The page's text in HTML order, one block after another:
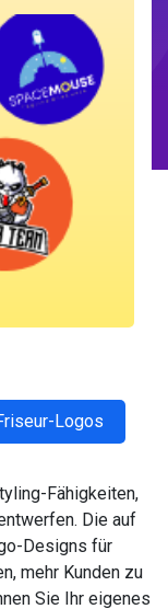
Logos
Fähigkeiten,
Die auf
Designs für
mehr Kunden zu
Sie Ihr eigenes